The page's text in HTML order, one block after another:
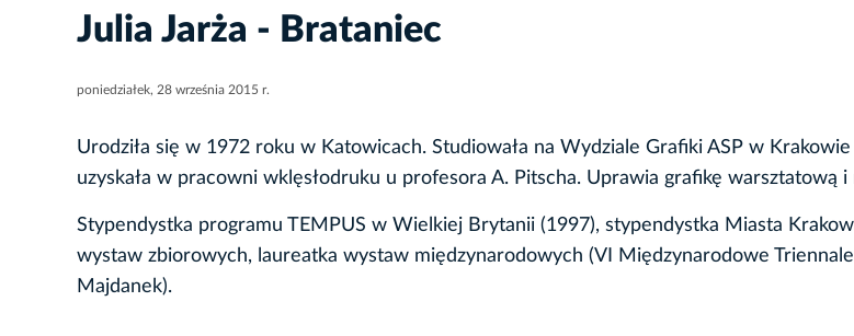
Julia Jarża - Brataniec
poniedziałek, 28 września 2015 r.
Urodziła się w 1972 roku w Katowicach. Studiowała na Wydziale Grafiki ASP w
uzyskała w pracowni wklęsłodruku u profesora A. Pitscha. Uprawia grafikę warsztatową i
Stypendystka programu TEMPUS w Wielkiej Brytanii (1997), stypendystka Miasta
wystaw zbiorowych, laureatka wystaw międzynarodowych (VI Międzynarodowe
Majdanek).